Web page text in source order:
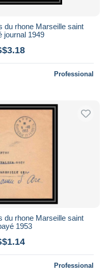
du rhone Marseille saint
journal 1949
Professional
du rhone Marseille saint
1953
Professional